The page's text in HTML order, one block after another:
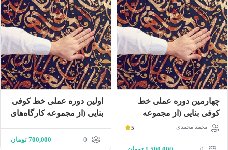
چهارمین دوره عملى خط
كوفى بنايى (از مجموعه
كارگاه‌هاى تايپوگرافى)
محمد محمدی 5
اولین دوره عملى خط كوفى
بنايى (از مجموعه كارگاه‌هاى
0
700,000 تومان